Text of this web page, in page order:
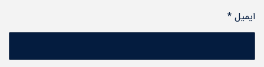
ایمیل *